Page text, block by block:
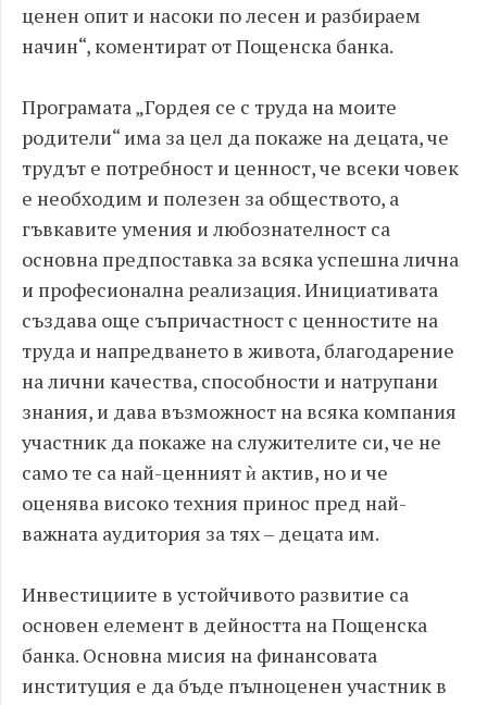
ценен опит и насоки по лесен и разбираем
начин“, коментират от Пощенска банка.
Програмата „Гордея се с труда на моите
родители“ има за цел да покаже на децата, че
трудът е потребност и ценност, че всеки човек
е необходим и полезен за обществото, а
гъвкавите умения и любознателност са
основна предпоставка за всяка успешна лична
и професионална реализация. Инициативата
създава още съпричастност с ценностите на
труда и напредването в живота, благодарение
на лични качества, способности и натрупани
знания, и дава възможност на всяка компания
участник да покаже на служителите си, че не
само те са най-ценният ѝ актив, но и че
оценява високо техния принос пред най-
важната аудитория за тях – децата им.
Инвестициите в устойчивото развитие са
основен елемент в дейността на Пощенска
банка. Основна мисия на финансовата
институция е да бъде пълноценен участник в